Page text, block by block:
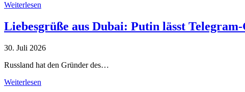
Weiterlesen
Liebesgrüße aus Dubai: Putin lässt
30. Juli 2026
Russland hat den Gründer des…
Weiterlesen